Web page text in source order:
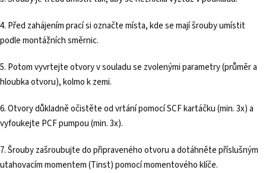
4. Před zahájením prací si označte místa, kde se mají šrouby umístit
podle montážních směrnic.
5. Potom vyvrtejte otvory v souladu se zvolenými parametry (průměr a
hloubka otvoru), kolmo k zemi.
6. Otvory důkladně očistěte od vrtání pomocí SCF kartáčku (min. 3x) a
vyfoukejte PCF pumpou (min. 3x).
7. Šrouby zašroubujte do připraveného otvoru a dotáhněte příslušným
utahovacím momentem (Tinst) pomocí momentového klíče.